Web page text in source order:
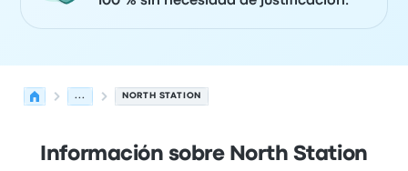
... NORTH STATION
Información sobre North Station